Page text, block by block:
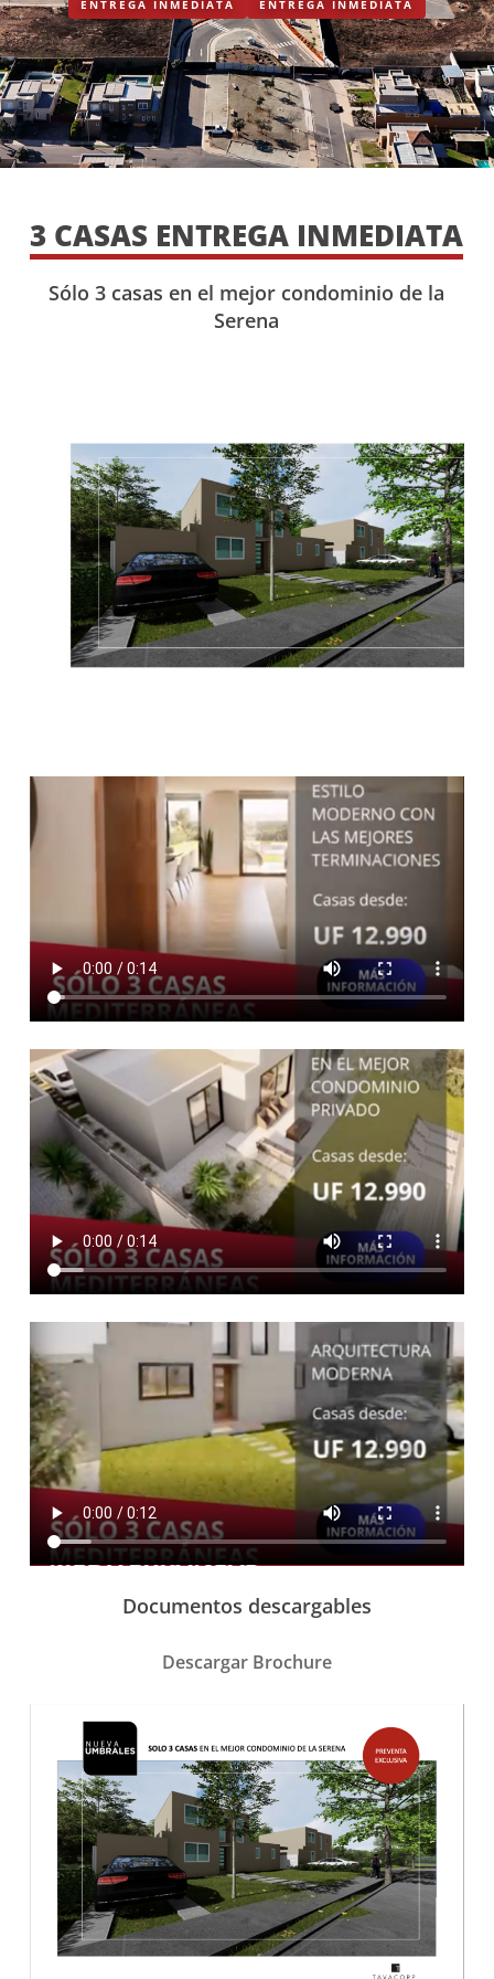
ENTREGA INMEDIATA ENTREGA INMEDIATA
3 CASAS ENTREGA INMEDIATA
Sólo 3 casas en el mejor condominio de la
Serena
Documentos descargables
Descargar Brochure